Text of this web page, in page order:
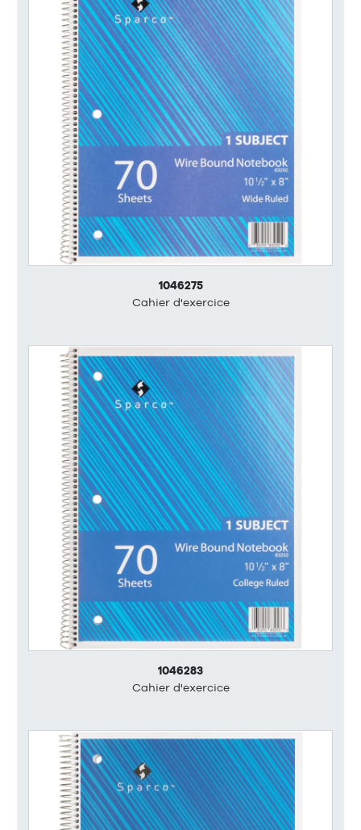
1046275
Cahier d'exercice
1046283
Cahier d'exercice